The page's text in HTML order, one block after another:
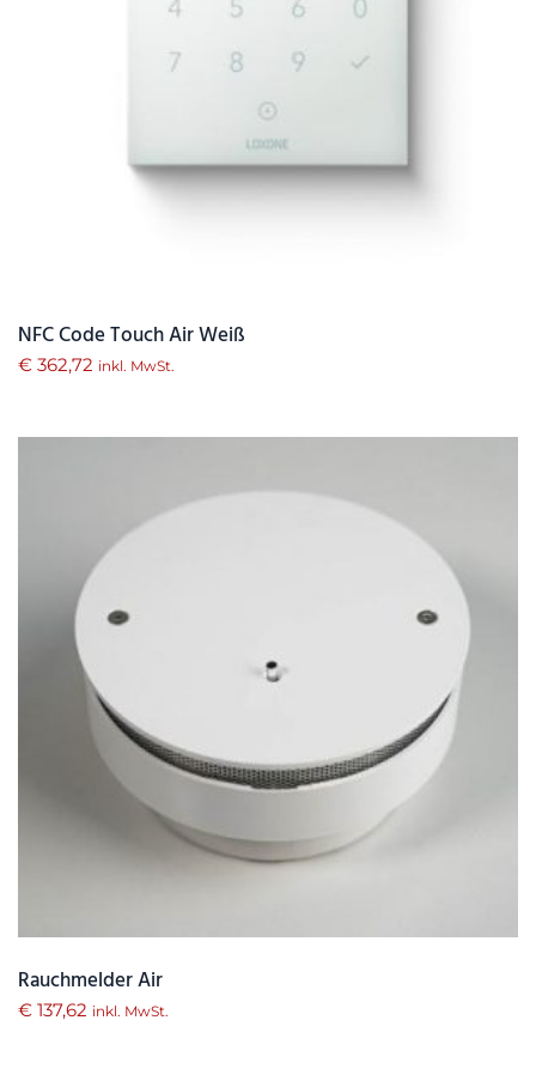
NFC Code Touch Air Weiß
€ 362,72 inkl. MwSt.
Rauchmelder Air
€ 137,62 inkl. MwSt.